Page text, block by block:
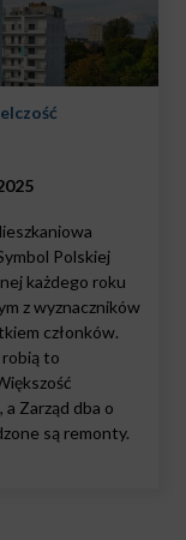
Polskiej
każdego roku
z wyznaczników
członków.
robią to
a Zarząd dba o
są remonty.